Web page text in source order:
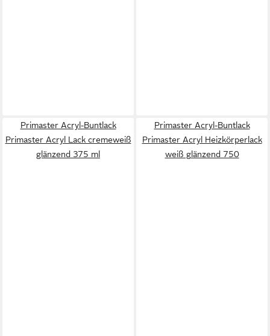
Primaster Acryl-Buntlack
Primaster Acryl Lack cremeweiß
glänzend 375 ml
Primaster Acryl-Buntlack
Primaster Acryl Heizkörperlack
weiß glänzend 750